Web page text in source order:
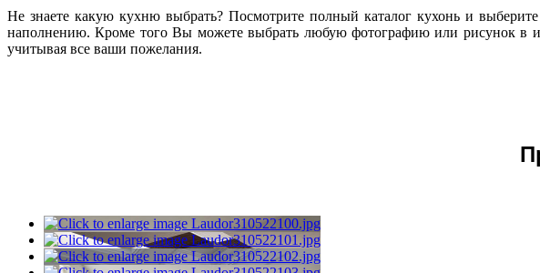
Не знаете какую кухню выбрать? Посмотрите полный каталог кухонь и
наполнению. Кроме того Вы можете выбрать любую фотографию или рисунок в
учитывая все ваши пожелания.